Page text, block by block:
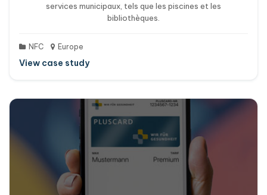
services municipaux, tels que les piscines et les
bibliothèques.
NFC Europe
View case study